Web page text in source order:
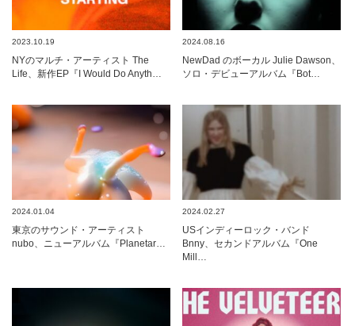
2023.10.19
NYのマルチ・アーティスト The
Life、新作EP『I Would Do Anyth…
2024.08.16
NewDad のボーカル Julie Dawson、
ソロ・デビューアルバム『Bot…
2024.01.04
東京のサウンド・アーティスト
nubo、ニューアルバム『Planetar…
2024.02.27
USインディーロック・バンド
Bnny、セカンドアルバム『One
Mill…